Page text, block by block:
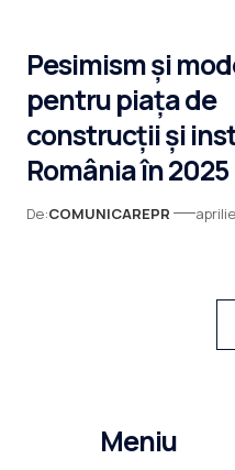
Pesimism și
pentru piața de
construcții și
România în 2025
De:COMUNICAREPR
Meniu